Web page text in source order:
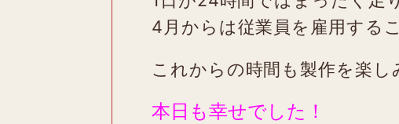
4月からは従業員を雇用する
これからの時間も製作を楽し
本日も幸せでした！